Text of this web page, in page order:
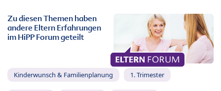
Zu diesen Themen haben
andere Eltern Erfahrungen
im HiPP Forum geteilt
Kinderwunsch & Familienplanung 1. Trimester